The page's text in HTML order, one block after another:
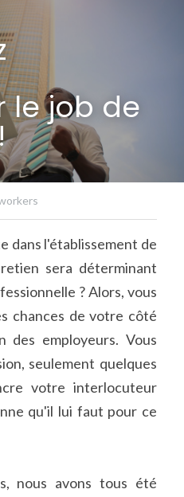
le job de
dans l'établissement de
sera déterminant
? Alors, vous
chances de votre côté
employeurs. Vous
seulement quelques
votre interlocuteur
qu'il lui faut pour ce
nous avons tous été